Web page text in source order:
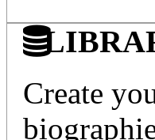
Create